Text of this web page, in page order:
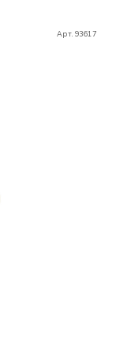
Арт. 93617